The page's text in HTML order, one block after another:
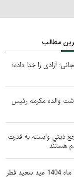
مطالب
آزادی را خدا داده؛
والده مکرمه رئیس
ديني وابسته به قدرت
هستند
دوشنبه یازدهم فروردین ماه 1404 عید سعید فطر